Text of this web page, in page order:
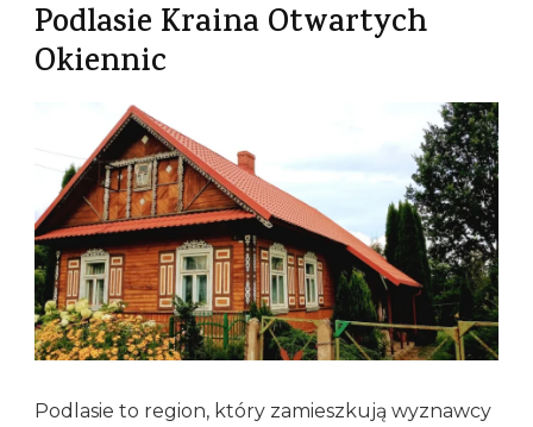
Podlasie Kraina Otwartych
Okiennic
Podlasie to region, który zamieszkują wyznawcy